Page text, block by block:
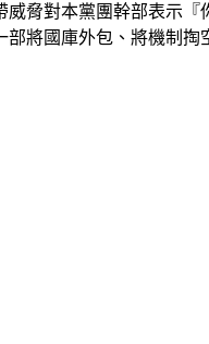
脅對本黨團幹部表示
將國庫外包、將機制